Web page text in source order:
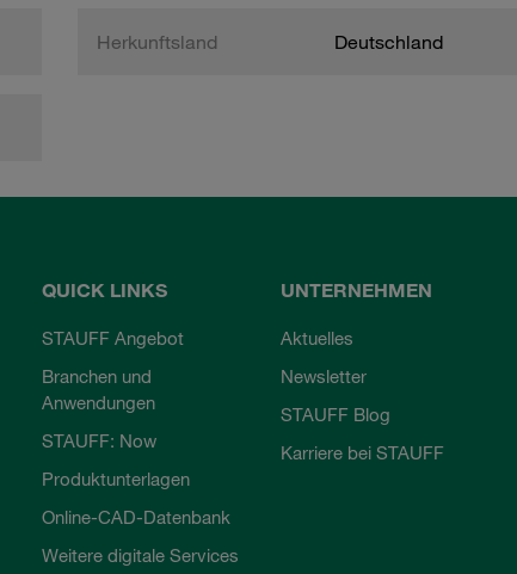
Herkunftsland Deutschland
QUICK LINKS
STAUFF Angebot
Branchen und
Anwendungen
STAUFF: Now
Produktunterlagen
Online-CAD-Datenbank
Weitere digitale Services
UNTERNEHMEN
Aktuelles
Newsletter
STAUFF Blog
Karriere bei STAUFF